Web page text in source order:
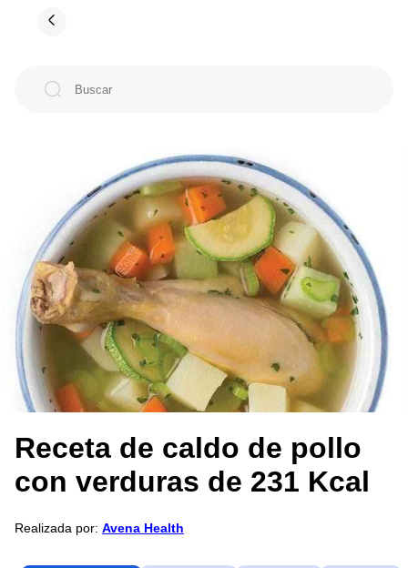
Receta de caldo de pollo
con verduras de 231 Kcal
Realizada por: Avena Health